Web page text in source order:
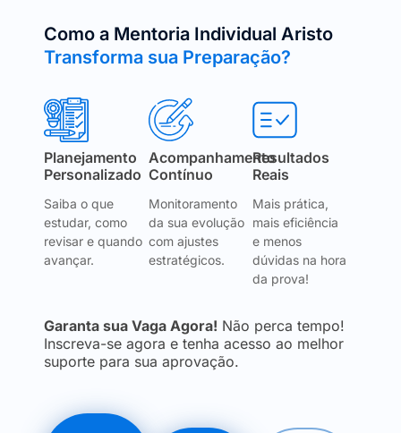
Como a Mentoria Individual Aristo
Transforma sua Preparação?
Planejamento
Personalizado
Saiba o que
estudar, como
revisar e quando
avançar.
Acompanhamento
Contínuo
Monitoramento
da sua evolução
com ajustes
estratégicos.
Resultados
Reais
Mais prática,
mais eficiência
e menos
dúvidas na hora
da prova!
Garanta sua Vaga Agora! Não perca tempo!
Inscreva-se agora e tenha acesso ao melhor
suporte para sua aprovação.